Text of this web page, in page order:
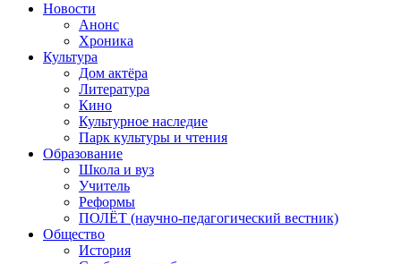
Новости
Анонс
Хроника
Культура
Дом актёра
Литература
Кино
Культурное наследие
Парк культуры и чтения
Образование
Школа и вуз
Учитель
Реформы
ПОЛЁТ (научно-педагогический вестник)
Общество
История